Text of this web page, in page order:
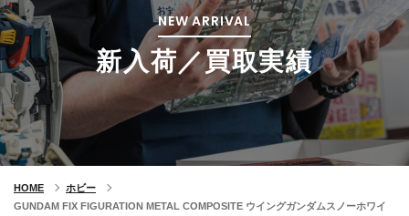
NEW ARRIVAL
新入荷／買取実績
HOME
ホビー
GUNDAM FIX FIGURATION METAL COMPOSITE ウイングガンダムスノーホワイ